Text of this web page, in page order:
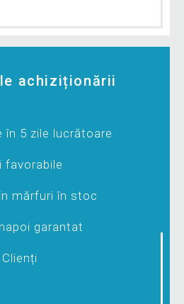
achiziționării
în 5 zile lucrătoare
favorabile
mărfuri în stoc
garantat